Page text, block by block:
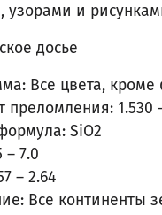
узорами и
досье
Все цвета,
1.530
SiO2
– 7.0
– 2.64
Все континенты